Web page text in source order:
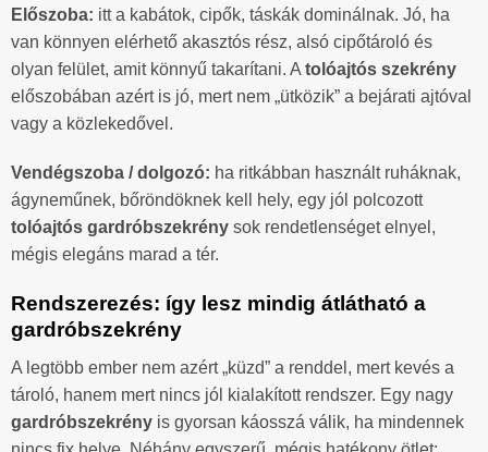
Előszoba: itt a kabátok, cipők, táskák dominálnak. Jó, ha
van könnyen elérhető akasztós rész, alsó cipőtároló és
olyan felület, amit könnyű takarítani. A tolóajtós szekrény
előszobában azért is jó, mert nem „ütközik” a bejárati ajtóval
vagy a közlekedővel.
Vendégszoba / dolgozó: ha ritkábban használt ruháknak,
ágyneműnek, bőröndöknek kell hely, egy jól polcozott
tolóajtós gardróbszekrény sok rendetlenséget elnyel,
mégis elegáns marad a tér.
Rendszerezés: így lesz mindig átlátható a
gardróbszekrény
A legtöbb ember nem azért „küzd” a renddel, mert kevés a
tároló, hanem mert nincs jól kialakított rendszer. Egy nagy
gardróbszekrény is gyorsan káosszá válik, ha mindennek